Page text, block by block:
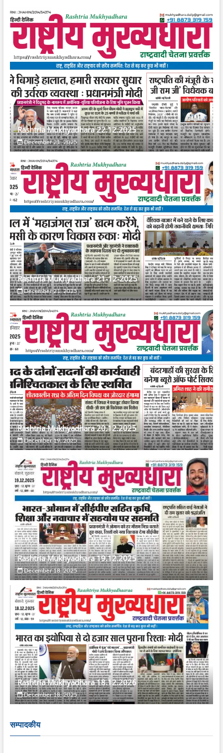
Rashtria Mukhyadhara 22.12.2025
December 21, 2025
Rashtria Mukhyadhara 21-12-2025
December 21, 2025
Rashtria Mukhyadhara 20.12.2025
December 19, 2025
Rashtria Mukhyadhara 19.12.2025
December 18, 2025
Rashtria Mukhyadhara 18.12.2026
December 18, 2025
सम्पादकीय